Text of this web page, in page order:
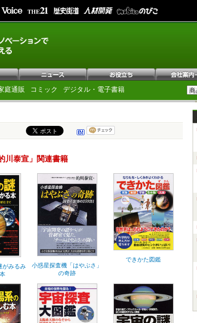
庭通販 コミック デジタル・電子書籍
川泰宣」関連書籍
がみるみ
小惑星探査機「はやぶさ」
の奇跡
できかた図鑑